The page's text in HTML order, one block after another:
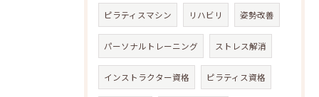
ピラティスマシン リハビリ 姿勢改善
パーソナルトレーニング ストレス解消
インストラクター資格 ピラティス資格